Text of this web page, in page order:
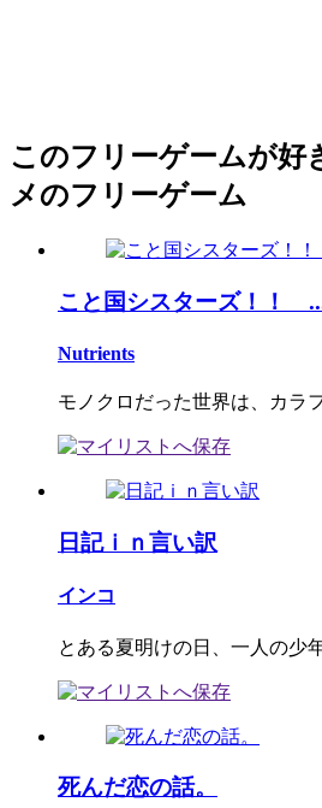
このフリーゲームが好
メのフリーゲーム
こと国シスターズ！！
Nutrients
モノクロだった世界は、カ
日記ｉｎ言い訳
インコ
とある夏明けの日、一人の少
死んだ恋の話。